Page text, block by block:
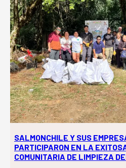
SALMONCHILE Y SUS
PARTICIPARON EN LA
COMUNITARIA DE LIMPIEZA